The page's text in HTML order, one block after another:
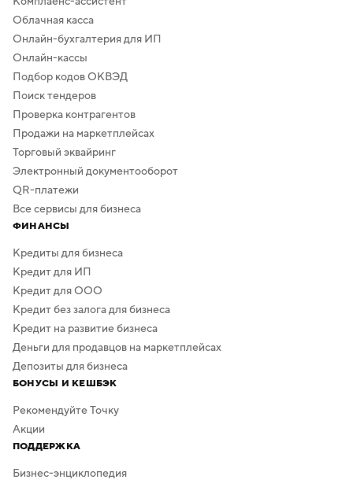
Облачная касса
Онлайн-бухгалтерия для ИП
Онлайн-кассы
Подбор кодов ОКВЭД
Поиск тендеров
Проверка контрагентов
Продажи на маркетплейсах
Торговый эквайринг
Электронный документооборот
QR-платежи
Все сервисы для бизнеса
ФИНАНСЫ
Кредиты для бизнеса
Кредит для ИП
Кредит для ООО
Кредит без залога для бизнеса
Кредит на развитие бизнеса
Деньги для продавцов на маркетплейсах
Депозиты для бизнеса
БОНУСЫ И КЕШБЭК
Рекомендуйте Точку
Акции
ПОДДЕРЖКА
Бизнес-энциклопедия